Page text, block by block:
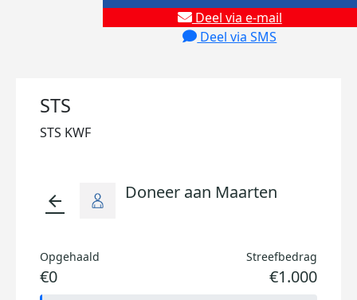
Deel via e-mail
Deel via SMS
STS
STS KWF
arrow_back Doneer aan Maarten
Opgehaald
€0
Streefbedrag
€1.000